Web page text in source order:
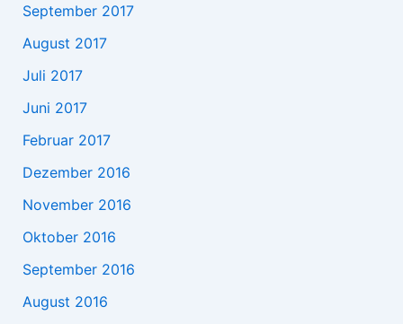
September 2017
August 2017
Juli 2017
Juni 2017
Februar 2017
Dezember 2016
November 2016
Oktober 2016
September 2016
August 2016